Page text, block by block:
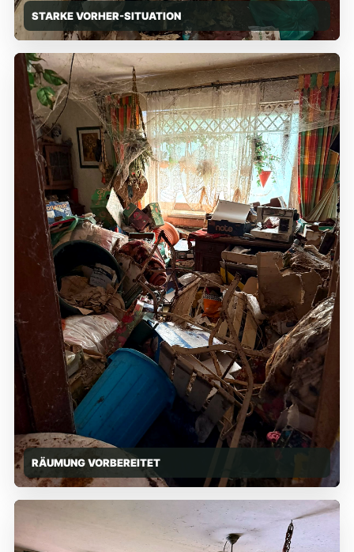
STARKE VORHER-SITUATION
RÄUMUNG VORBEREITET